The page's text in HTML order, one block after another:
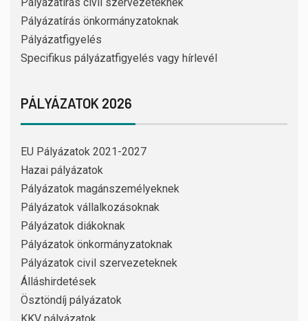
Pályázatírás civil szervezeteknek
Pályázatírás önkormányzatoknak
Pályázatfigyelés
Specifikus pályázatfigyelés vagy hírlevél
PÁLYÁZATOK 2026
EU Pályázatok 2021-2027
Hazai pályázatok
Pályázatok magánszemélyeknek
Pályázatok vállalkozásoknak
Pályázatok diákoknak
Pályázatok önkormányzatoknak
Pályázatok civil szervezeteknek
Álláshirdetések
Ösztöndíj pályázatok